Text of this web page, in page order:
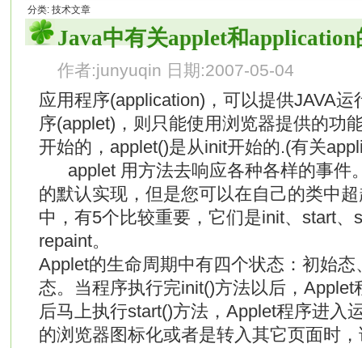
分类: 技术文章
Java中有关applet和application
作者:junyuqin 日期:2007-05-04
应用程序(application)，可以提供JAVA
序(applet)，则只能使用浏览器提供的功
开始的，applet()是从init开始的.(有关
applet 用方法去响应各种各样的事件
的默认实现，但是您可以在自己的类中
中，有5个比较重要，它们是init、start、
repaint。
Applet的生命周期中有四个状态：初始
态。当程序执行完init()方法以后，
后马上执行start()方法，Applet程序进入
的浏览器图标化或者是转入其它页面时